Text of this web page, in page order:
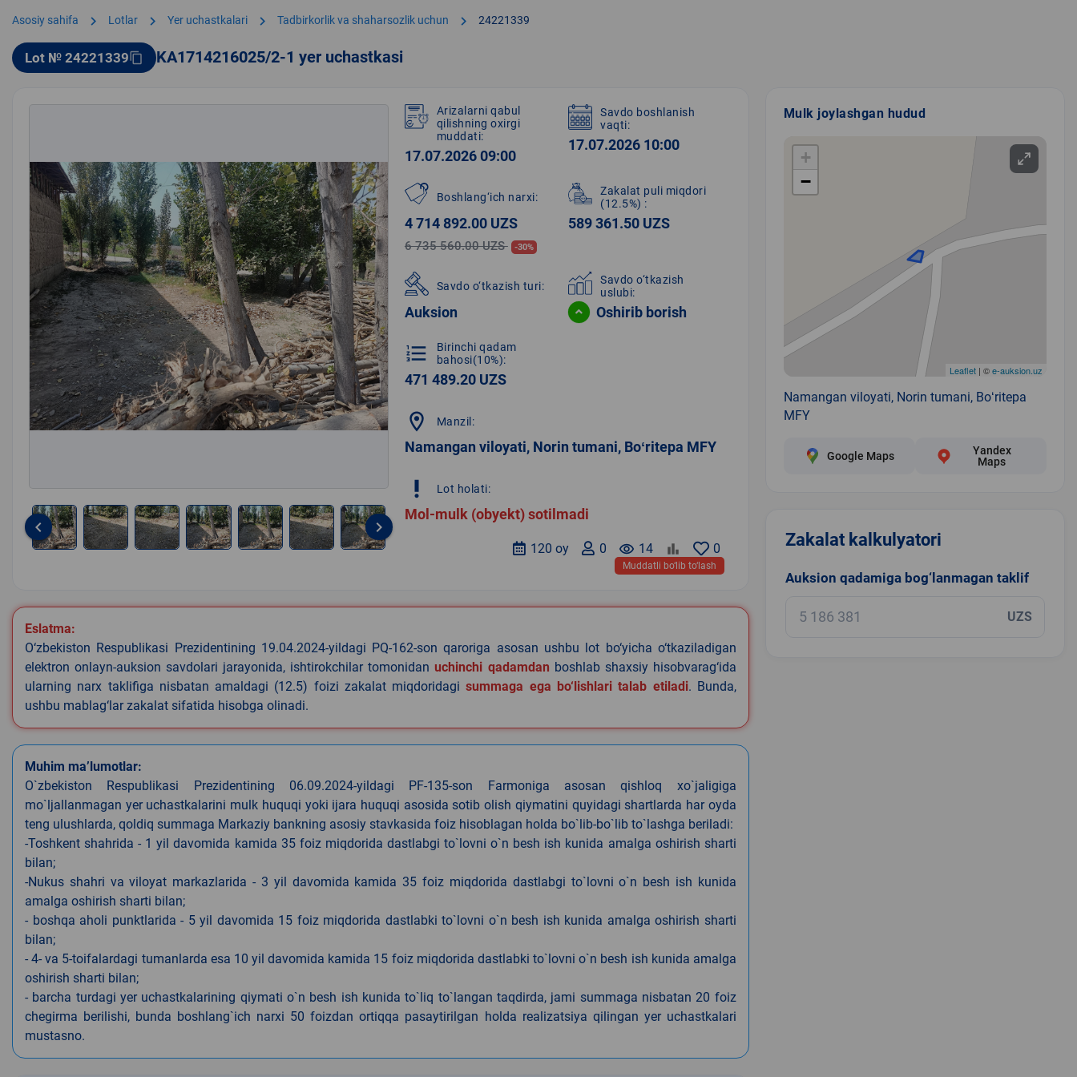
Asosiy sahifa chevron_right Lotlar chevron_right Yer uchastkalari chevron_right Tadbirkorlik va shaharsozlik uchun chevron_right 24221339
Lot № 24221339content_copy KA1714216025/2-1 yer uchastkasi
8
keyboard_arrow_left keyboard_arrow_right
Arizalarni qabul
qilishning oxirgi
muddati:
17.07.2026 09:00
Savdo boshlanish
vaqti:
17.07.2026 10:00
Boshlang‘ich narxi:
4 714 892.00 UZS
6 735 560.00 UZS -30%
Zakalat puli miqdori
(12.5%) :
589 361.50 UZS
Savdo o‘tkazish turi:
Auksion
Savdo o‘tkazish
uslubi:
Oshirib borish
format_list_numbered
Birinchi qadam
bahosi(10%):
471 489.20 UZS
location_on Manzil:
Namangan viloyati, Norin tumani, Boʻritepa MFY
priority_high Lot holati:
Mol-mulk (obyekt) sotilmadi
0
remove_red_eye 14
0
120 oy
Muddatli bo‘lib to‘lash
Eslatma:
O‘zbekiston Respublikasi Prezidentining 19.04.2024-yildagi PQ-162-son qaroriga asosan ushbu lot bo‘yicha o‘tkaziladigan
elektron onlayn-auksion savdolari jarayonida, ishtirokchilar tomonidanuchinchi qadamdan boshlab shaxsiy hisobvarag‘ida
ularning narx taklifiga nisbatan amaldagi (12.5) foizi zakalat miqdoridagisummaga ega bo‘lishlari talab etiladi. Bunda,
ushbu mablag‘lar zakalat sifatida hisobga olinadi.
Muhim ma’lumotlar:
O`zbekiston Respublikasi Prezidentining 06.09.2024-yildagi PF-135-son Farmoniga asosan qishloq xo`jaligiga
mo`ljallanmagan yer uchastkalarini mulk huquqi yoki ijara huquqi asosida sotib olish qiymatini quyidagi shartlarda har oyda
teng ulushlarda, qoldiq summaga Markaziy bankning asosiy stavkasida foiz hisoblagan holda bo`lib-bo`lib to`lashga beriladi:
-Toshkent shahrida - 1 yil davomida kamida 35 foiz miqdorida dastlabgi to`lovni o`n besh ish kunida amalga oshirish sharti
bilan;
-Nukus shahri va viloyat markazlarida - 3 yil davomida kamida 35 foiz miqdorida dastlabgi to`lovni o`n besh ish kunida
amalga oshirish sharti bilan;
- boshqa aholi punktlarida - 5 yil davomida 15 foiz miqdorida dastlabki to`lovni o`n besh ish kunida amalga oshirish sharti
bilan;
- 4- va 5-toifalardagi tumanlarda esa 10 yil davomida kamida 15 foiz miqdorida dastlabki to`lovni o`n besh ish kunida amalga
oshirish sharti bilan;
- barcha turdagi yer uchastkalarining qiymati o`n besh ish kunida to`liq to`langan taqdirda, jami summaga nisbatan 20 foiz
chegirma berilishi, bunda boshlang`ich narxi 50 foizdan ortiqqa pasaytirilgan holda realizatsiya qilingan yer uchastkalari
mustasno.
Mulk joylashgan hudud
+
−
Leaflet| ©e-auksion.uz
Namangan viloyati, Norin tumani, Boʻritepa
MFY
Google Maps
Yandex
Maps
Zakalat kalkulyatori
Auksion qadamiga bog‘lanmagan taklif
UZS